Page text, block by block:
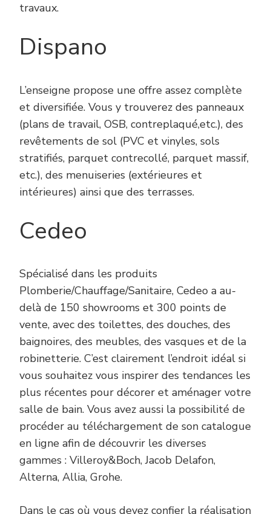
travaux.
Dispano
L’enseigne propose une offre assez complète
et diversifiée. Vous y trouverez des panneaux
(plans de travail, OSB, contreplaqué,etc.), des
revêtements de sol (PVC et vinyles, sols
stratifiés, parquet contrecollé, parquet massif,
etc.), des menuiseries (extérieures et
intérieures) ainsi que des terrasses.
Cedeo
Spécialisé dans les produits
Plomberie/Chauffage/Sanitaire, Cedeo a au-
delà de 150 showrooms et 300 points de
vente, avec des toilettes, des douches, des
baignoires, des meubles, des vasques et de la
robinetterie. C’est clairement l’endroit idéal si
vous souhaitez vous inspirer des tendances les
plus récentes pour décorer et aménager votre
salle de bain. Vous avez aussi la possibilité de
procéder au téléchargement de son catalogue
en ligne afin de découvrir les diverses
gammes : Villeroy&Boch, Jacob Delafon,
Alterna, Allia, Grohe.
Dans le cas où vous devez confier la réalisation